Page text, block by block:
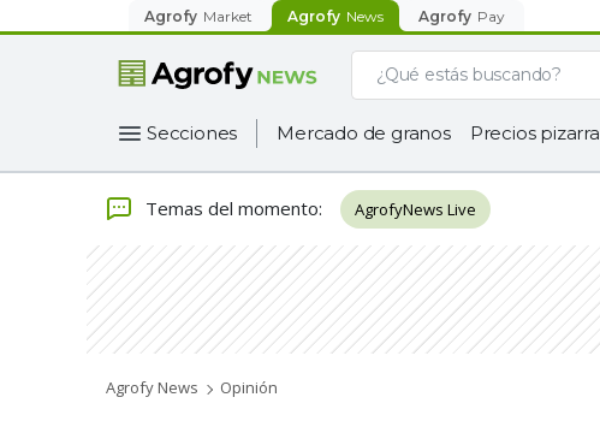
Agrofy Market Agrofy News Agrofy Pay
Secciones Mercado de granos Precios pizarra
Temas del momento: AgrofyNews Live
Agrofy News Opinión